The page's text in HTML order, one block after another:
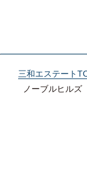
三和エステート
ノーブルヒルズ